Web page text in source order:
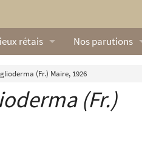
rétais
rétaise
Nos parutions
Dossiers
L’Œillet des dunes
(Fr.) Maire, 1926
(Fr.)